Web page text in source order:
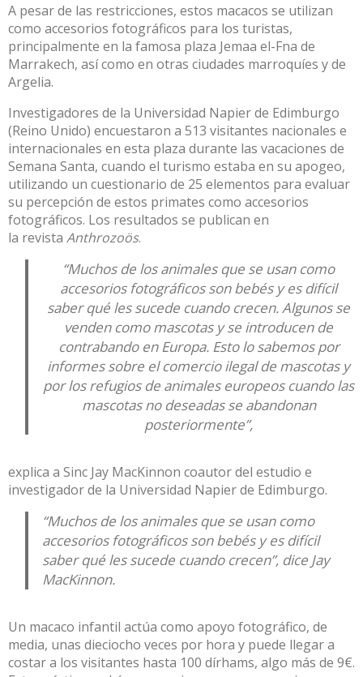
A pesar de las restricciones, estos macacos se utilizan
como accesorios fotográficos para los turistas,
principalmente en la famosa plaza Jemaa el-Fna de
Marrakech, así como en otras ciudades marroquíes y de
Argelia.
Investigadores de la Universidad Napier de Edimburgo
(Reino Unido) encuestaron a 513 visitantes nacionales e
internacionales en esta plaza durante las vacaciones de
Semana Santa, cuando el turismo estaba en su apogeo,
utilizando un cuestionario de 25 elementos para evaluar
su percepción de estos primates como accesorios
fotográficos. Los resultados se publican en
la revista Anthrozoös.
“Muchos de los animales que se usan como
accesorios fotográficos son bebés y es difícil
saber qué les sucede cuando crecen. Algunos se
venden como mascotas y se introducen de
contrabando en Europa. Esto lo sabemos por
informes sobre el comercio ilegal de mascotas y
por los refugios de animales europeos cuando las
mascotas no deseadas se abandonan
posteriormente”,
explica a Sinc Jay MacKinnon coautor del estudio e
investigador de la Universidad Napier de Edimburgo.
“Muchos de los animales que se usan como
accesorios fotográficos son bebés y es difícil
saber qué les sucede cuando crecen”, dice Jay
MacKinnon.
Un macaco infantil actúa como apoyo fotográfico, de
media, unas dieciocho veces por hora y puede llegar a
costar a los visitantes hasta 100 dírhams, algo más de 9€.